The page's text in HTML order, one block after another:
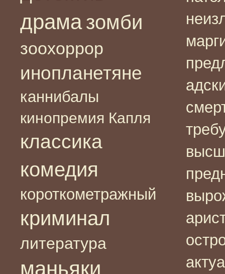
драма зомби
зоохоррор
инопланетяне
каннибалы
кинопремия Капля
классика
комедия
короткометражный
криминал
литература
маньяки